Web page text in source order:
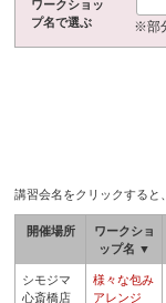
ワークショッ
プ名で選ぶ
※部
講習会名をクリックすると
開催場所
ワークショ
ップ名 ▼
シモジマ
心斎橋店
様々な包み
アレンジ